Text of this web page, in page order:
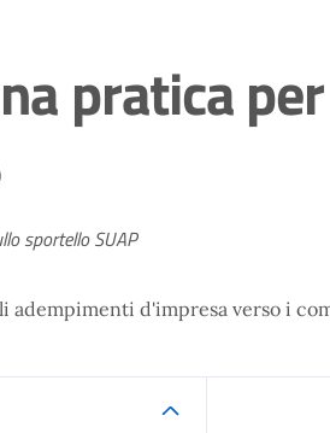
pratica
sportello SUAP
adempimenti d'impresa verso i